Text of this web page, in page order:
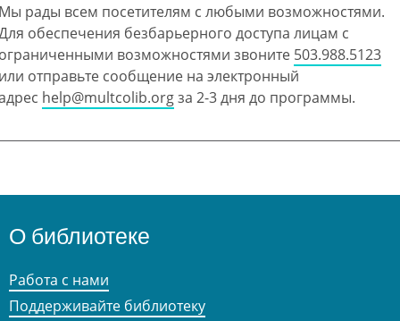
рады всем посетителям с любыми возможностями.
обеспечения безбарьерного доступа лицам с
возможностями звоните 503.988.5123
отправьте сообщение на электронный
help@multcolib.orgза 2-3 дня до программы.
О библиотеке
Работа с нами
Поддерживайте библиотеку